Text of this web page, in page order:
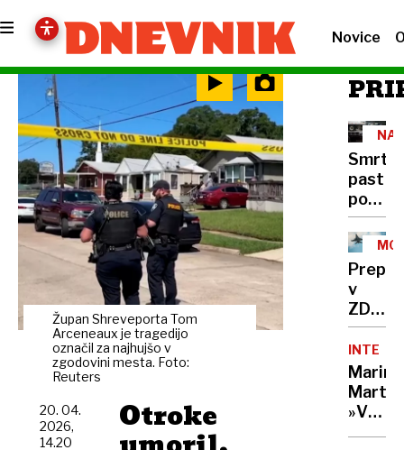
Novice
Župan Shreveporta Tom
Arceneaux je tragedijo
označil za najhujšo v
zgodovini mesta. Foto:
Reuters
Otroke
20. 04.
2026,
14.20
NA
past
pod
400
mrtvih
na
leto,
rešitev
a je
v
Evropi
še ni
v
ZDA:
Putin
bi
lahko
Nato,
Marina
»V
eni